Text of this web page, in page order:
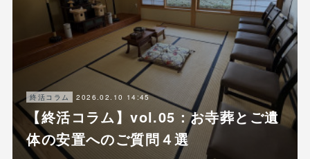
終活コラム 2026.02.10 14:45
【終活コラム】vol.05：お寺葬とご遺
体の安置へのご質問４選